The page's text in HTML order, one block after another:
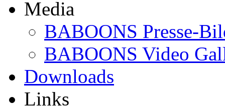
Media
BABOONS Presse-
BABOONS Video
Downloads
Links